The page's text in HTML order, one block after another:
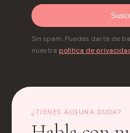
Sin spam. Puedes darte de
nuestra política de
¿TIENES ALGUNA DUDA?